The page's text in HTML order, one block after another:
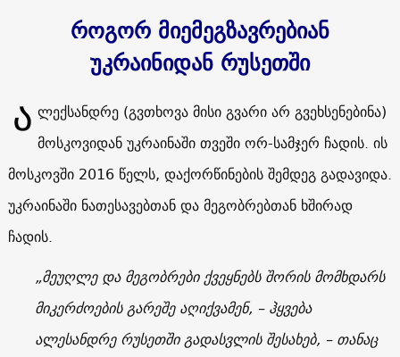
როგორ მიემეგზავრებიან
უკრაინიდან რუსეთში
Ა ლექსანდრე (გვთხოვა მისი გვარი არ გვეხსენებინა)
მოსკოვიდან უკრაინაში თვეში ორ-სამჯერ ჩადის. ის
მოსკოვში 2016 წელს, დაქორწინების შემდეგ გადავიდა.
უკრაინაში ნათესავებთან და მეგობრებთან ხშირად
ჩადის.
„მეუღლე და მეგობრები ქვეყნებს შორის მომხდარს
მიკერძოების გარეშე აღიქვამენ, – ჰყვება
ალესანდრე რუსეთში გადასვლის შესახებ, – თანაც